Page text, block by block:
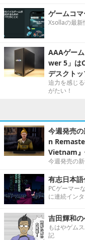
ゲームコ
Xsollaの最新
AAAゲー
wer 5」は
デスクトッ
迫力を感じ
がたい！
今週発売
n
Vietnam
今週発売の新
有志日本
PCゲーマー
に連続インタ
吉田輝和
もはやゲム
記